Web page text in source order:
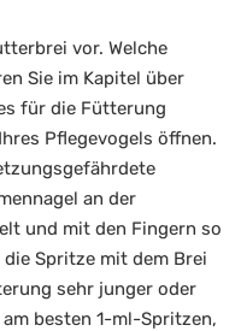
vor. Welche
Sie im Kapitel über
für die Fütterung
Pflegevogels öffnen.
an der
und mit den Fingern so
Spritze mit dem Brei
sehr junger oder
besten 1-ml-Spritzen,